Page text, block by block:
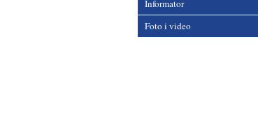
Informator
Foto i video